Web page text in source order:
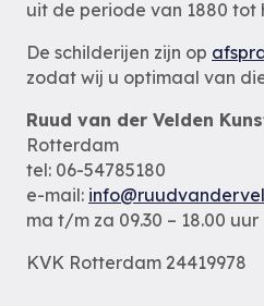
uit de periode van 1880 tot
De schilderijen zijn op
zodat wij u optimaal van
Ruud van der Velden
Rotterdam
tel: 06-54785180
e-mail:
ma t/m za 09.30 – 18.00 uur
KVK Rotterdam 24419978